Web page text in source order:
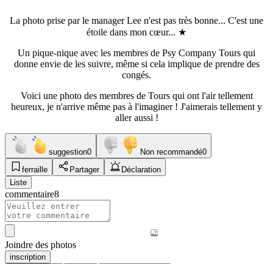
La photo prise par le manager Lee n'est pas très bonne... C'est une
étoile dans mon cœur... ★
Un pique-nique avec les membres de Psy Company Tours qui
donne envie de les suivre, même si cela implique de prendre des
congés.
Voici une photo des membres de Tours qui ont l'air tellement
heureux, je n'arrive même pas à l'imaginer ! J'aimerais tellement y
aller aussi !
suggestion0 Non recommandé0
ferraille
Partager
Déclaration
Liste
commentaire8
Joindre des photos
inscription